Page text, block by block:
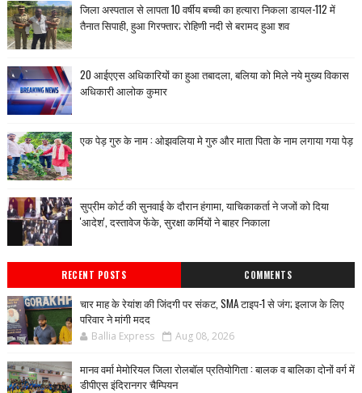
जिला अस्पताल से लापता 10 वर्षीय बच्ची का हत्यारा निकला डायल-112 में
तैनात सिपाही, हुआ गिरफ्तार; रोहिणी नदी से बरामद हुआ शव
20 आईएएस अधिकारियों का हुआ तबादला, बलिया को मिले नये मुख्य विकास
अधिकारी आलोक कुमार
एक पेड़ गुरु के नाम : ओझवलिया मे गुरु और माता पिता के नाम लगाया गया पेड़
सुप्रीम कोर्ट की सुनवाई के दौरान हंगामा, याचिकाकर्ता ने जजों को दिया
'आदेश', दस्तावेज फेंके, सुरक्षा कर्मियों ने बाहर निकाला
RECENT POSTS COMMENTS
चार माह के रेयांश की जिंदगी पर संकट, SMA टाइप-1 से जंग; इलाज के लिए
परिवार ने मांगी मदद
Ballia Express Aug 08, 2026
मानव वर्मा मेमोरियल जिला रोलबॉल प्रतियोगिता : बालक व बालिका दोनों वर्ग में
डीपीएस इंदिरानगर चैम्पियन